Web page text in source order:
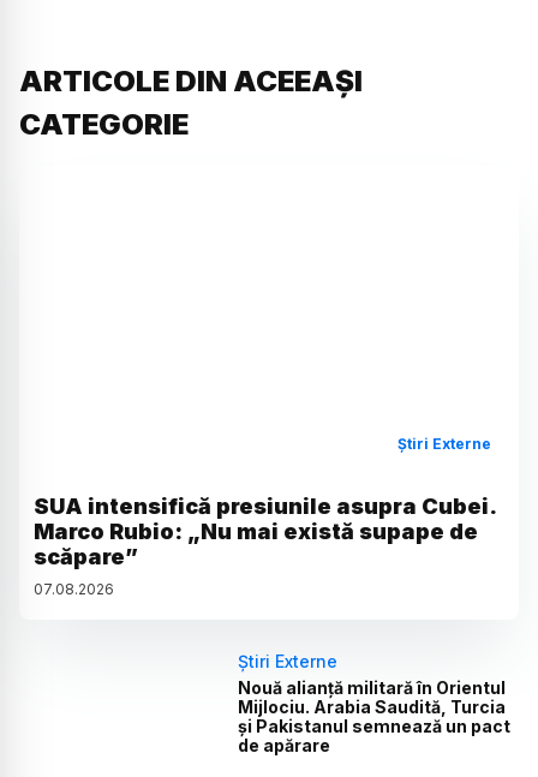
ARTICOLE DIN ACEEAȘI
CATEGORIE
Știri Externe
SUA intensifică presiunile asupra Cubei.
Marco Rubio: „Nu mai există supape de
scăpare”
07.08.2026
Știri Externe
Nouă alianță militară în Orientul
Mijlociu. Arabia Saudită, Turcia
și Pakistanul semnează un pact
de apărare